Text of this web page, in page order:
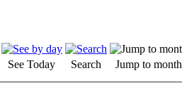
See Today Search
Jump to month